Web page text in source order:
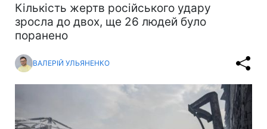
Кількість жертв російського удару
зросла до двох, ще 26 людей було
поранено
ВАЛЕРІЙ УЛЬЯНЕНКО